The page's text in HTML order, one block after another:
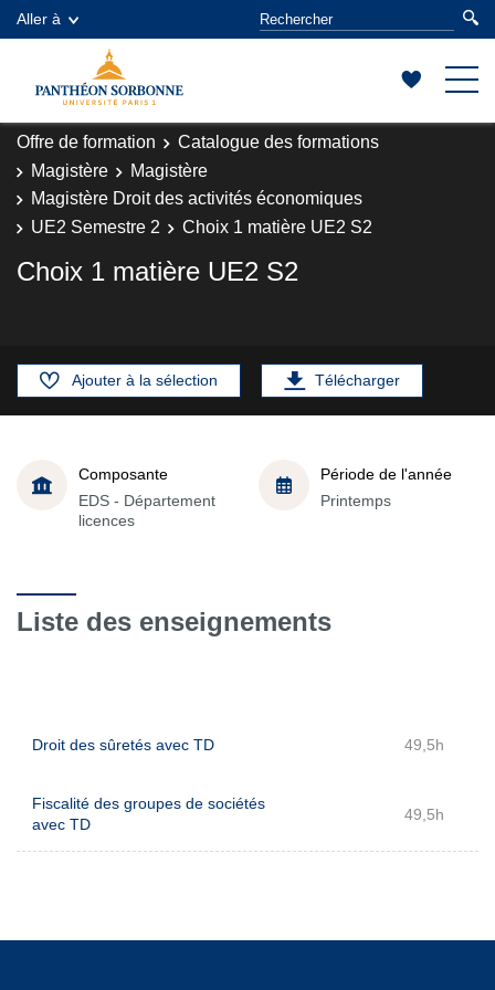
Aller à
Offre de formation
Catalogue des formations
Magistère
Magistère
Magistère Droit des activités économiques
UE2 Semestre 2
Choix 1 matière UE2 S2
Choix 1 matière UE2 S2
Ajouter à la sélection Télécharger
Composante
EDS - Département
licences
Période de l'année
Printemps
Liste des enseignements
Droit des sûretés avec TD 49,5h
Fiscalité des groupes de sociétés
avec TD
49,5h